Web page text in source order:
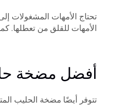
تحتاج الأمهات المشغولات
الأمهات للقلق من تعطلها.
أفضل مضخة
تتوفر أيضًا مضخة الحليب